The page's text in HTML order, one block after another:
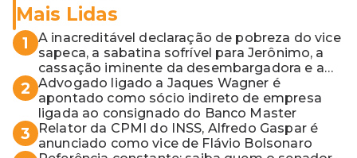
Mais Lidas
1
A inacreditável declaração de pobreza do vice
sapeca, a sabatina sofrível para Jerônimo, a
cassação iminente da desembargadora e a
vaga do Quinto para o MP baiano
2 Advogado ligado a Jaques Wagner é
apontado como sócio indireto de empresa
ligada ao consignado do Banco Master
3
Relator da CPMI do INSS, Alfredo Gaspar é
anunciado como vice de Flávio Bolsonaro